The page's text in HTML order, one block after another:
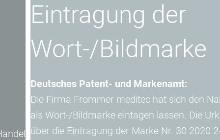
Eintragung der
Wort-/Bildmarke
Deutsches Patent- und Markenamt:
Die Firma Frommer meditec hat sich den Namen
als Wort-/Bildmarke eintagen lassen. Die Urkunde
über die Eintragung der Marke Nr. 30 2020 249 928